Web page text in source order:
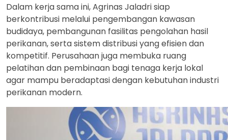
Dalam kerja sama ini, Agrinas Jaladri siap
berkontribusi melalui pengembangan kawasan
budidaya, pembangunan fasilitas pengolahan hasil
perikanan, serta sistem distribusi yang efisien dan
kompetitif. Perusahaan juga membuka ruang
pelatihan dan pembinaan bagi tenaga kerja lokal
agar mampu beradaptasi dengan kebutuhan industri
perikanan modern.